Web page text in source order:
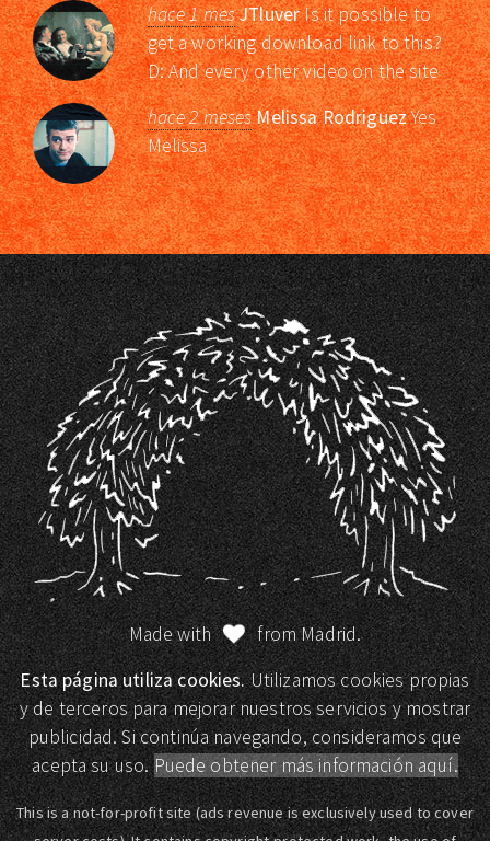
hace 1 mesJTluverIs it possible to
get a working download link to this?
D: And every other video on the site
hace 2 mesesMelissa RodriguezYes
Melissa
Made with
from Madrid.
Esta página utiliza cookies.Utilizamos cookies propias
y de terceros para mejorar nuestros servicios y mostrar
publicidad. Si continúa navegando, consideramos que
acepta su uso.Puede obtener más información aquí.
This is a not-for-profit site (ads revenue is exclusively used to cover